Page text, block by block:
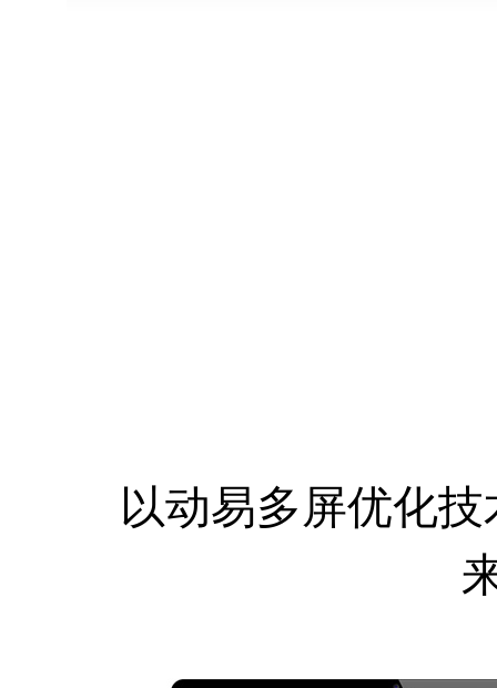
以动易多屏优化